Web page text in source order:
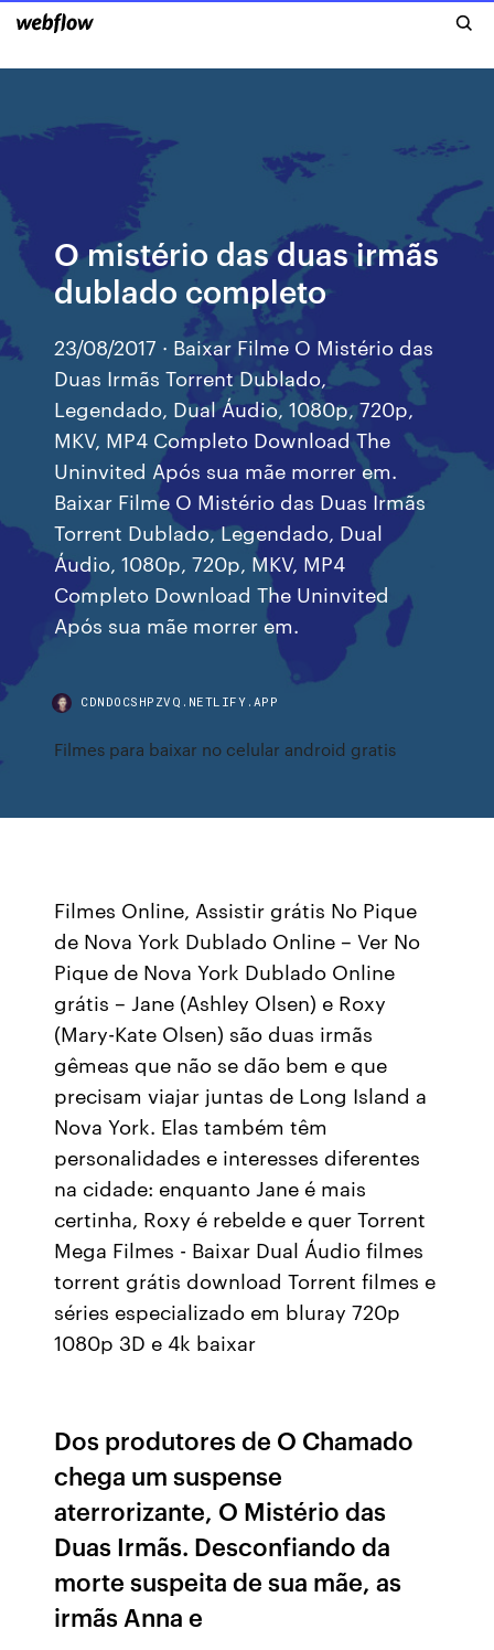
O mistério das duas irmãs
dublado completo
23/08/2017 · Baixar Filme O Mistério das
Duas Irmãs Torrent Dublado,
Legendado, Dual Áudio, 1080p, 720p,
MKV, MP4 Completo Download The
Uninvited Após sua mãe morrer em.
Baixar Filme O Mistério das Duas Irmãs
Torrent Dublado, Legendado, Dual
Áudio, 1080p, 720p, MKV, MP4
Completo Download The Uninvited
Após sua mãe morrer em.
CDNDOCSHPZVQ.NETLIFY.APP
Filmes para baixar no celular android gratis
Filmes Online, Assistir grátis No Pique
de Nova York Dublado Online – Ver No
Pique de Nova York Dublado Online
grátis – Jane (Ashley Olsen) e Roxy
(Mary-Kate Olsen) são duas irmãs
gêmeas que não se dão bem e que
precisam viajar juntas de Long Island a
Nova York. Elas também têm
personalidades e interesses diferentes
na cidade: enquanto Jane é mais
certinha, Roxy é rebelde e quer Torrent
Mega Filmes - Baixar Dual Áudio filmes
torrent grátis download Torrent filmes e
séries especializado em bluray 720p
1080p 3D e 4k baixar
Dos produtores de O Chamado
chega um suspense
aterrorizante, O Mistério das
Duas Irmãs. Desconfiando da
morte suspeita de sua mãe, as
irmãs Anna e